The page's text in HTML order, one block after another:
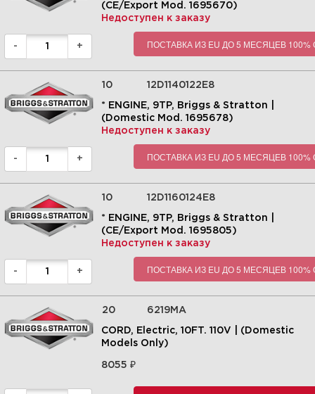
Увеличить
СНЕГОУБОРЩИК | 1695670 -
1924EX, 24" 9.0TP Intermediate
Snow Thrower Euro Series
2009 | Snapper | Запчасти |
Briggs&Stratton |
Увеличить
290
300
350
--
(CE/Export Mod. 1695670)
Недоступен к заказу
- + ПОСТАВКА ИЗ EU ДО 5 МЕСЯЦЕВ
10 12D1140122E8
* ENGINE, 9TP, Briggs & Stratton |
(Domestic Mod. 1695678)
Недоступен к заказу
- + ПОСТАВКА ИЗ EU ДО 5 МЕСЯЦЕВ
10 12D1160124E8
* ENGINE, 9TP, Briggs & Stratton |
(CE/Export Mod. 1695805)
Недоступен к заказу
- + ПОСТАВКА ИЗ EU ДО 5 МЕСЯЦЕВ
20 6219MA
CORD, Electric, 10FT. 110V | (Domestic
Models Only)
8055₽